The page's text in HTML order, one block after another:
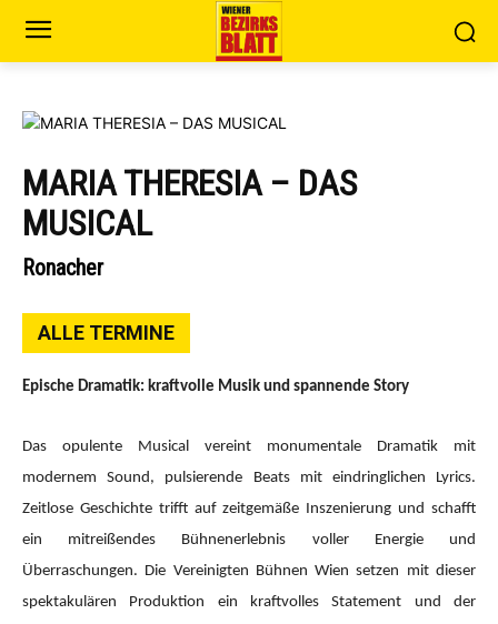
MARIA THERESIA – DAS
MUSICAL
Ronacher
ALLE TERMINE
Epische Dramatik: kraftvolle Musik und spannende Story
Das opulente Musical vereint monumentale Dramatik mit
modernem Sound, pulsierende Beats mit eindringlichen Lyrics.
Zeitlose Geschichte trifft auf zeitgemäße Inszenierung und schafft
ein mitreißendes Bühnenerlebnis voller Energie und
Überraschungen. Die Vereinigten Bühnen Wien setzen mit dieser
spektakulären Produktion ein kraftvolles Statement und der